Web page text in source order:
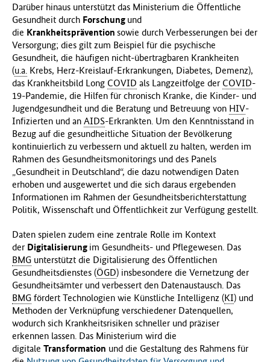
Darüber hinaus unterstützt das Ministerium die Öffentliche
Gesundheit durch Forschung und
die Krankheitsprävention sowie durch Verbesserungen bei der
Versorgung; dies gilt zum Beispiel für die psychische
Gesundheit, die häufigen nicht-übertragbaren Krankheiten
(u.a. Krebs, Herz-Kreislauf-Erkrankungen, Diabetes, Demenz),
das Krankheitsbild Long COVID als Langzeitfolge der COVID-
19-Pandemie, die Hilfen für chronisch Kranke, die Kinder- und
Jugendgesundheit und die Beratung und Betreuung von HIV-
Infizierten und an AIDS-Erkrankten. Um den Kenntnisstand in
Bezug auf die gesundheitliche Situation der Bevölkerung
kontinuierlich zu verbessern und aktuell zu halten, werden im
Rahmen des Gesundheitsmonitorings und des Panels
„Gesundheit in Deutschland“, die dazu notwendigen Daten
erhoben und ausgewertet und die sich daraus ergebenden
Informationen im Rahmen der Gesundheitsberichterstattung
Politik, Wissenschaft und Öffentlichkeit zur Verfügung gestellt.
Daten spielen zudem eine zentrale Rolle im Kontext
der Digitalisierung im Gesundheits- und Pflegewesen. Das
BMG unterstützt die Digitalisierung des Öffentlichen
Gesundheitsdienstes (ÖGD) insbesondere die Vernetzung der
Gesundheitsämter und verbessert den Datenaustausch. Das
BMG fördert Technologien wie Künstliche Intelligenz (KI) und
Methoden der Verknüpfung verschiedener Datenquellen,
wodurch sich Krankheitsrisiken schneller und präziser
erkennen lassen. Das Ministerium wird die
digitale Transformation und die Gestaltung des Rahmens für